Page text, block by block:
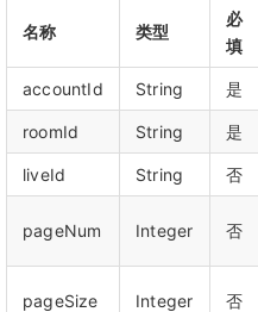
名称 类型
必
填
accountId String 是
roomId String 是
liveId String 否
pageNum Integer 否
pageSize Integer 否